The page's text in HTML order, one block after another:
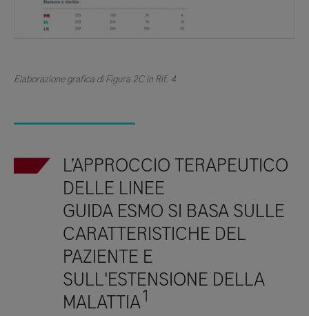
Elaborazione grafica di Figura 2C in Rif. 4
L’APPROCCIO TERAPEUTICO
DELLE LINEE
GUIDA ESMO SI BASA SULLE
CARATTERISTICHE DEL
PAZIENTE E
SULL'ESTENSIONE DELLA
MALATTIA1